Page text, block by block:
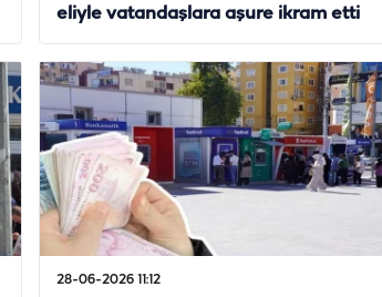
eliyle vatandaşlara aşure ikram etti
28-06-2026 11:12